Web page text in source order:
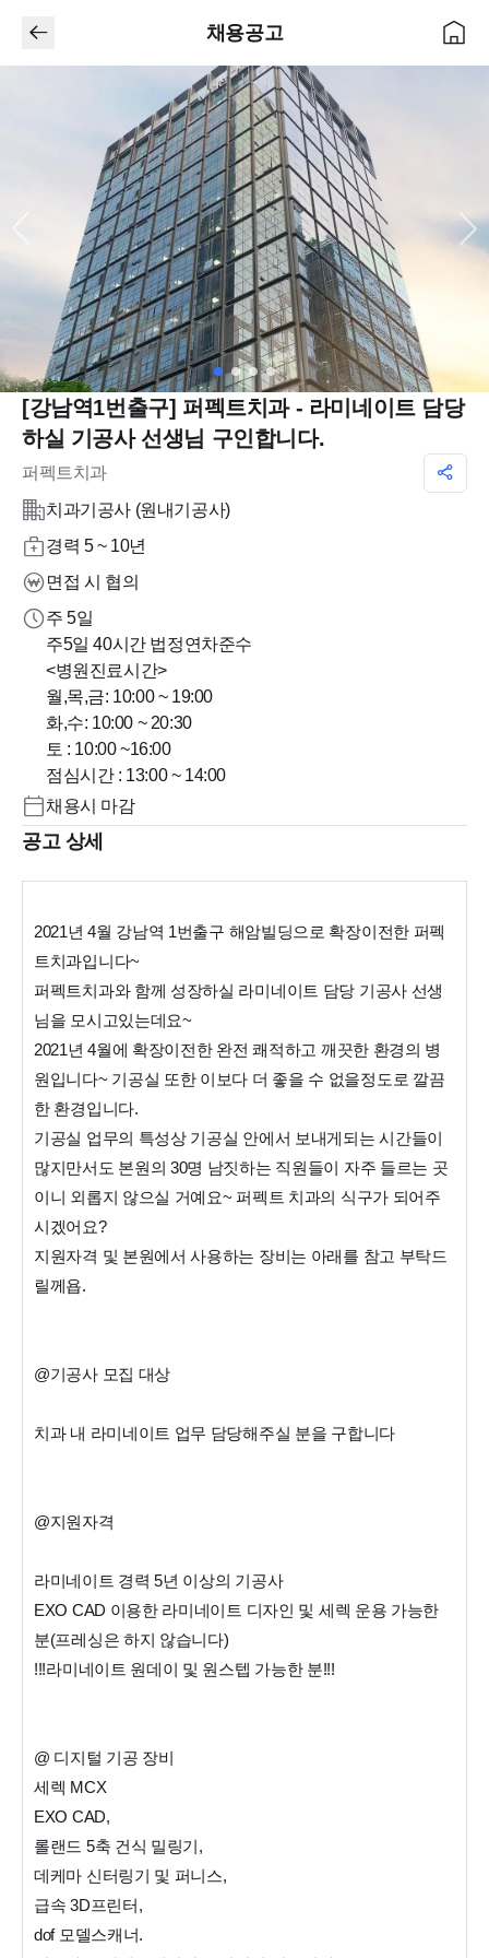
채용공고
[강남역1번출구] 퍼펙트치과 - 라미네이트 담당
하실 기공사 선생님 구인합니다.
퍼펙트치과
치과기공사 (원내기공사)
경력 5 ~ 10년
면접 시 협의
주 5일
주5일 40시간 법정연차준수
<병원진료시간>
월,목,금: 10:00 ~ 19:00
화,수: 10:00 ~ 20:30
토 : 10:00 ~16:00
점심시간 : 13:00 ~ 14:00
채용시 마감
공고 상세
2021년 4월 강남역 1번출구 해암빌딩으로 확장이전한 퍼펙
트치과입니다~
퍼펙트치과와 함께 성장하실 라미네이트 담당 기공사 선생
님을 모시고있는데요~
2021년 4월에 확장이전한 완전 쾌적하고 깨끗한 환경의 병
원입니다~ 기공실 또한 이보다 더 좋을 수 없을정도로 깔끔
한 환경입니다.
기공실 업무의 특성상 기공실 안에서 보내게되는 시간들이
많지만서도 본원의 30명 남짓하는 직원들이 자주 들르는 곳
이니 외롭지 않으실 거예요~ 퍼펙트 치과의 식구가 되어주
시겠어요?
지원자격 및 본원에서 사용하는 장비는 아래를 참고 부탁드
릴께욥.
@기공사 모집 대상
치과 내 라미네이트 업무 담당해주실 분을 구합니다
@지원자격
라미네이트 경력 5년 이상의 기공사
EXO CAD 이용한 라미네이트 디자인 및 세렉 운용 가능한
분(프레싱은 하지 않습니다)
!!!라미네이트 원데이 및 원스텝 가능한 분!!!
@ 디지털 기공 장비
세렉 MCX
EXO CAD,
롤랜드 5축 건식 밀링기,
데케마 신터링기 및 퍼니스,
급속 3D프린터,
dof 모델스캐너.